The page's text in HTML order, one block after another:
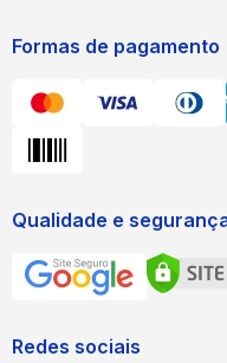
Formas de pagamento
Qualidade e
Redes sociais